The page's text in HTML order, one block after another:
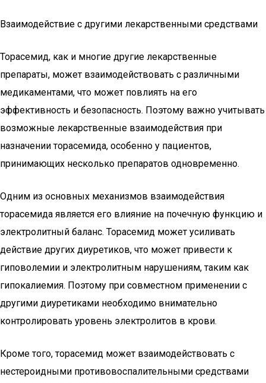
Взаимодействие с другими лекарственными средствами
Торасемид, как и многие другие лекарственные
препараты, может взаимодействовать с различными
медикаментами, что может повлиять на его
эффективность и безопасность. Поэтому важно учитывать
возможные лекарственные взаимодействия при
назначении торасемида, особенно у пациентов,
принимающих несколько препаратов одновременно.
Одним из основных механизмов взаимодействия
торасемида является его влияние на почечную функцию и
электролитный баланс. Торасемид может усиливать
действие других диуретиков, что может привести к
гиповолемии и электролитным нарушениям, таким как
гипокалиемия. Поэтому при совместном применении с
другими диуретиками необходимо внимательно
контролировать уровень электролитов в крови.
Кроме того, торасемид может взаимодействовать с
нестероидными противовоспалительными средствами